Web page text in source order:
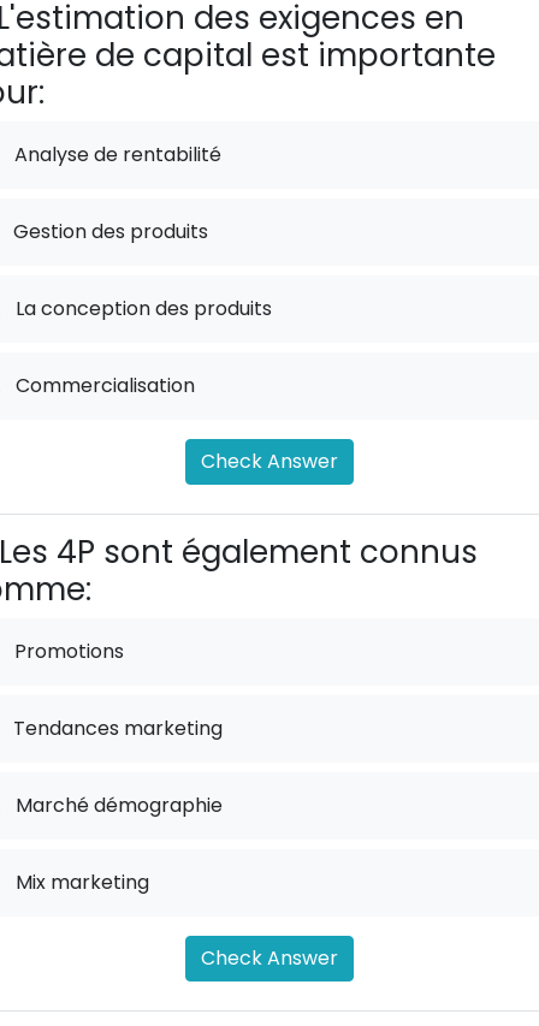
L'estimation des exigences en
de capital est importante
Analyse de rentabilité
Gestion des produits
La conception des produits
Commercialisation
Check Answer
Les 4P sont également connus
Promotions
Tendances marketing
Marché démographie
Mix marketing
Check Answer